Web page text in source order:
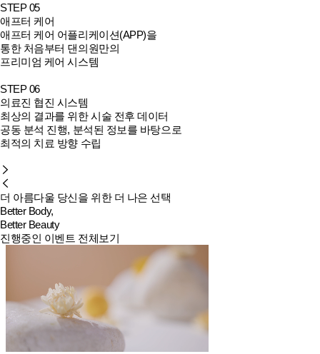
STEP 05
애프터 케어
애프터 케어 어플리케이션(APP)을
통한 처음부터 댄의원만의
프리미엄 케어 시스템
STEP 06
의료진 협진 시스템
최상의 결과를 위한 시술 전후 데이터
공동 분석 진행, 분석된 정보를 바탕으로
최적의 치료 방향 수립
더 아름다울 당신을 위한 더 나은 선택
Better Body,
Better Beauty
진행중인 이벤트 전체보기